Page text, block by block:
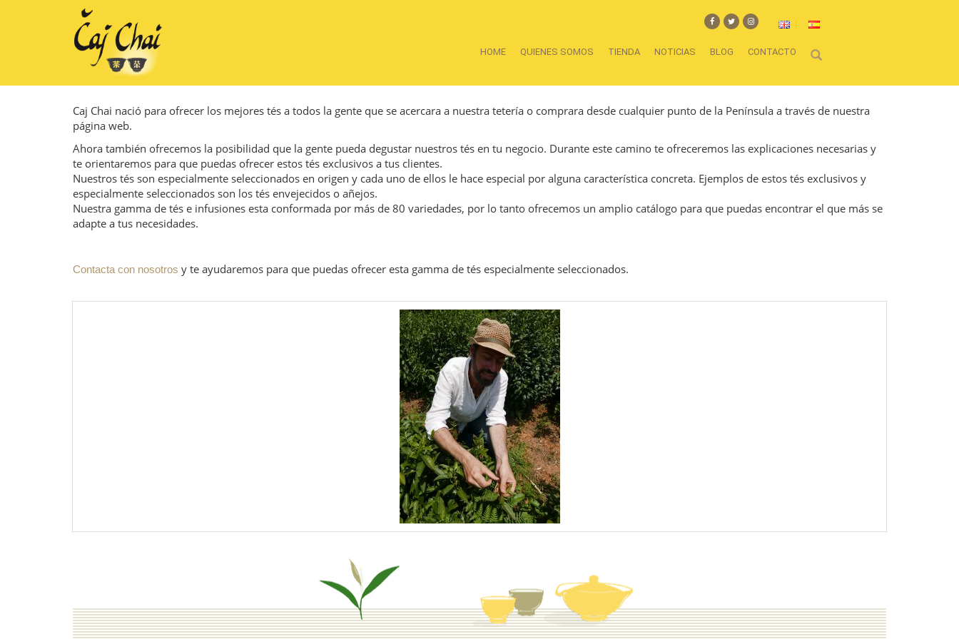
HOME QUIENES SOMOS TIENDA NOTICIAS BLOG CONTACTO
Caj Chai nació para ofrecer los mejores tés a todos la gente que se acercara a nuestra tetería o comprara desde cualquier punto de la Península a través de nuestra
página web.
Ahora también ofrecemos la posibilidad que la gente pueda degustar nuestros tés en tu negocio. Durante este camino te ofreceremos las explicaciones necesarias y
te orientaremos para que puedas ofrecer estos tés exclusivos a tus clientes.
Nuestros tés son especialmente seleccionados en origen y cada uno de ellos le hace especial por alguna característica concreta. Ejemplos de estos tés exclusivos y
especialmente seleccionados son los tés envejecidos o añejos.
Nuestra gamma de tés e infusiones esta conformada por más de 80 variedades, por lo tanto ofrecemos un amplio catálogo para que puedas encontrar el que más se
adapte a tus necesidades.
Contacta con nosotros y te ayudaremos para que puedas ofrecer esta gamma de tés especialmente seleccionados.